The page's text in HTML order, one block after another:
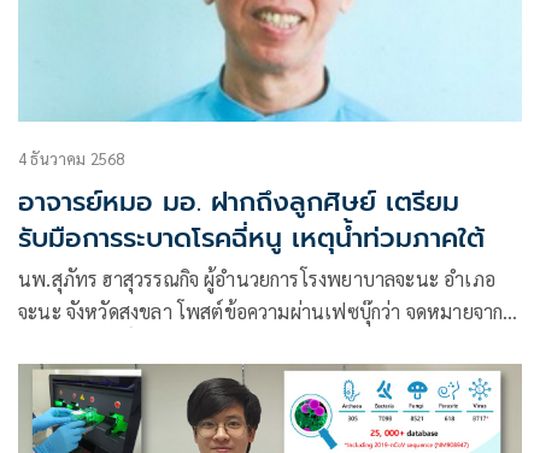
4 ธันวาคม 2568
อาจารย์หมอ มอ. ฝากถึงลูกศิษย์ เตรียม
รับมือการระบาดโรคฉี่หนู เหตุน้ำท่วมภาคใต้
นพ.สุภัทร ฮาสุวรรณกิจ ผู้อำนวยการโรงพยาบาลจะนะ อำเภอ
จะนะ จังหวัดสงขลา โพสต์ข้อความผ่านเฟซบุ๊กว่า จดหมายจาก
ของ มอ. ส่งมาถึงลูกศิษย์ครับ